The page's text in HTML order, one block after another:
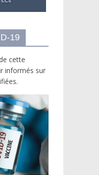
19
cette
informés sur